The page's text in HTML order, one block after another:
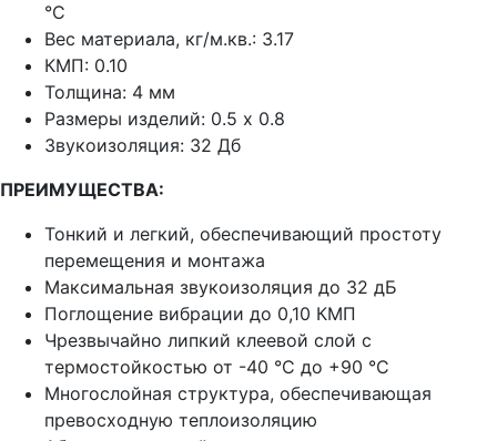
°С
Вес материала, кг/м.кв.: 3.17
КМП: 0.10
Толщина: 4 мм
Размеры изделий: 0.5 х 0.8
Звукоизоляция: 32 Дб
ПРЕИМУЩЕСТВА:
Тонкий и легкий, обеспечивающий простоту
перемещения и монтажа
Максимальная звукоизоляция до 32 дБ
Поглощение вибрации до 0,10 КМП
Чрезвычайно липкий клеевой слой с
термостойкостью от -40 °С до +90 °С
Многослойная структура, обеспечивающая
превосходную теплоизоляцию